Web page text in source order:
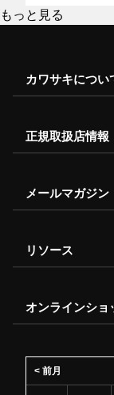
もっと見る
カワサキについ
正規取扱店情報
メールマガジン
リソース
オンラインショ
< 前月